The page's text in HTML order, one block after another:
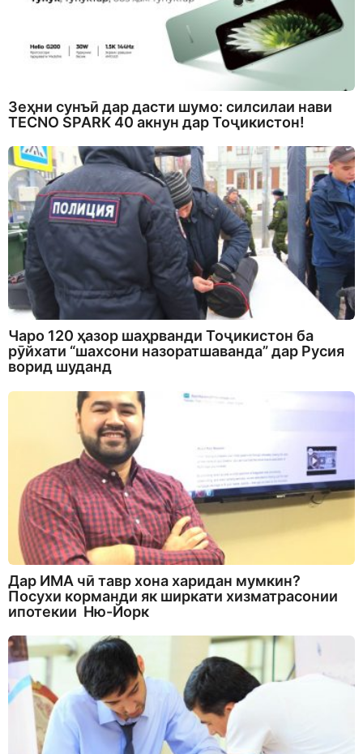
Зеҳни сунъӣ дар дасти шумо: силсилаи нави
TECNO SPARK 40 акнун дар Тоҷикистон!
Чаро 120 ҳазор шаҳрванди Тоҷикистон ба
рӯйхати “шахсони назоратшаванда” дар Русия
ворид шуданд
Дар ИМА чӣ тавр хона харидан мумкин?
Посухи корманди як ширкати хизматрасонии
ипотекии Ню-Йорк